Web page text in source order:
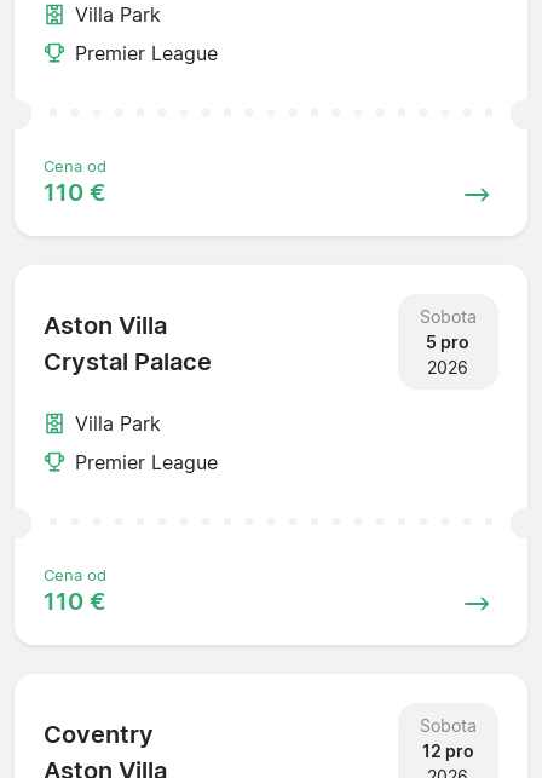
Villa Park
Premier League
Cena od
110 €
Aston Villa
Crystal Palace
Sobota
5 pro
2026
Villa Park
Premier League
Cena od
110 €
Coventry
Aston Villa
Sobota
12 pro